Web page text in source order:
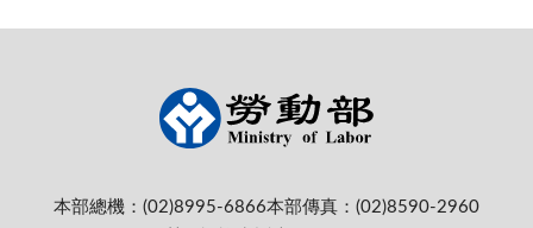
本部總機：(02)8995-6866本部傳真：(02)8590-2960